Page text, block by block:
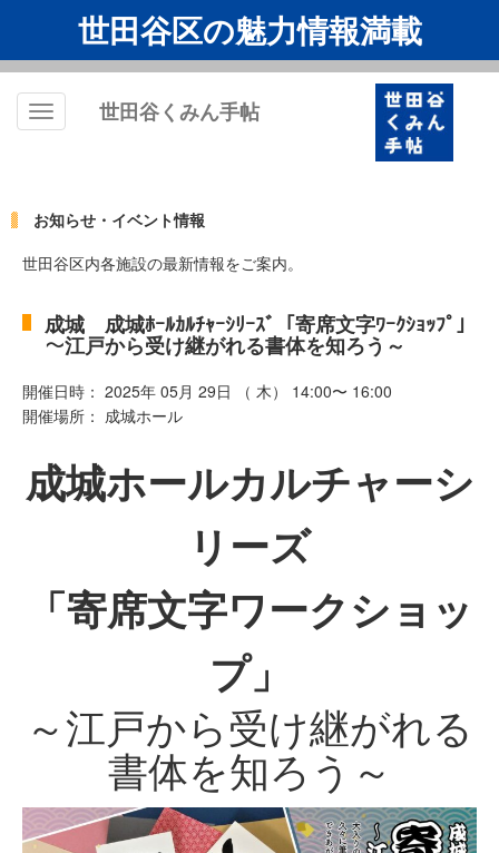
世田谷区の魅力情報満載
Toggle
世田谷くみん手帖
お知らせ・イベント情報
世田谷区内各施設の最新情報をご案内。
成城 成城ﾎｰﾙｶﾙﾁｬｰｼﾘｰｽﾞ「寄席文字ﾜｰｸｼｮｯﾌﾟ」
～江戸から受け継がれる書体を知ろう～
開催日時： 2025年 05月 29日 （ 木） 14:00〜 16:00
開催場所： 成城ホール
成城ホールカルチャーシ
リーズ
「寄席文字ワークショッ
プ」
～江戸から受け継がれる
書体を知ろう～